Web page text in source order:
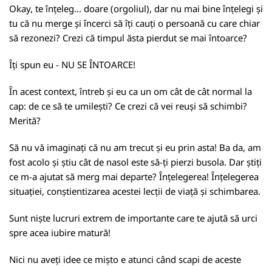
Okay, te înțeleg... doare (orgoliul), dar nu mai bine înțelegi și
tu că nu merge și încerci să îți cauți o persoană cu care chiar
să rezonezi? Crezi că timpul ăsta pierdut se mai întoarce?
Îți spun eu - NU SE ÎNTOARCE!
În acest context, întreb și eu ca un om cât de cât normal la
cap: de ce să te umilești? Ce crezi că vei reuși să schimbi?
Merită?
Să nu vă imaginați că nu am trecut și eu prin asta! Ba da, am
fost acolo și știu cât de nasol este să-ți pierzi busola. Dar știți
ce m-a ajutat să merg mai departe? Înțelegerea! Înțelegerea
situației, conștientizarea acestei lecții de viață și schimbarea.
Sunt niște lucruri extrem de importante care te ajută să urci
spre acea iubire matură!
Nici nu aveți idee ce mișto e atunci când scapi de aceste